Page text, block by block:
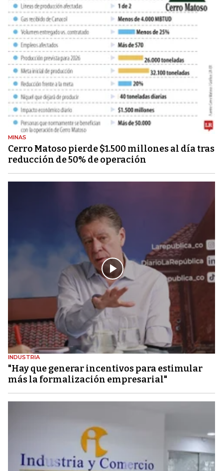
MINAS
Cerro Matoso pierde $1.500 millones al día tras
reducción de 50% de operación
INDUSTRIA
"Hay que generar incentivos para estimular
más la formalización empresarial"